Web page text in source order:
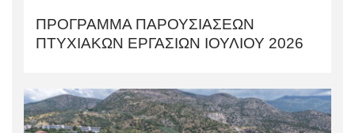
ΠΡΟΓΡΑΜΜΑ ΠΑΡΟΥΣΙΑΣΕΩΝ
ΠΤΥΧΙΑΚΩΝ ΕΡΓΑΣΙΩΝ ΙΟΥΛΙΟΥ 2026